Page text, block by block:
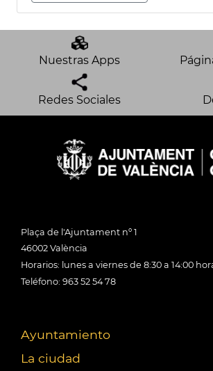
Nuestras Apps
Redes Sociales
Plaça de l'Ajuntament nº 1
46002 València
Horarios: lunes a viernes de 8:30 a 14:00
Teléfono: 963 52 54 78
Ayuntamiento
La ciudad